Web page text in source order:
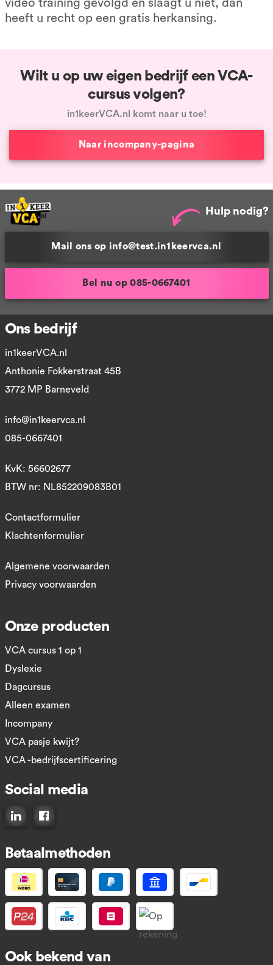
video training gevolgd en slaagt u niet, dan
heeft u recht op een gratis herkansing.
Wilt u op uw eigen bedrijf een VCA-
cursus volgen?
in1keerVCA.nl komt naar u toe!
Naar incompany-pagina
Hulp nodig?
Mail ons op info@test.in1keervca.nl
Bel nu op 085-0667401
Ons bedrijf
in1keerVCA.nl
Anthonie Fokkerstraat 45B
3772 MP Barneveld
info@in1keervca.nl
085-0667401
KvK: 56602677
BTW nr: NL852209083B01
Contactformulier
Klachtenformulier
Algemene voorwaarden
Privacy voorwaarden
Onze producten
VCA cursus 1 op 1
Dyslexie
Dagcursus
Alleen examen
Incompany
VCA pasje kwijt?
VCA -bedrijfscertificering
Social media
Connect op LinkedIn
Like ons op Facebook
Betaalmethoden
Ook bekend van